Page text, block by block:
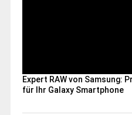
Expert RAW von Samsung:
für Ihr Galaxy Smartphone